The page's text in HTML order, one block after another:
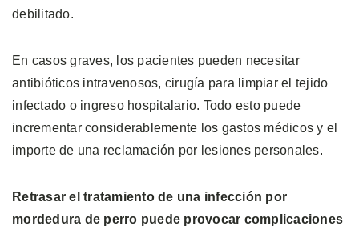
debilitado.
En casos graves, los pacientes pueden necesitar
antibióticos intravenosos, cirugía para limpiar el tejido
infectado o ingreso hospitalario. Todo esto puede
incrementar considerablemente los gastos médicos y el
importe de una reclamación por lesiones personales.
Retrasar el tratamiento de una infección por
mordedura de perro puede provocar complicaciones